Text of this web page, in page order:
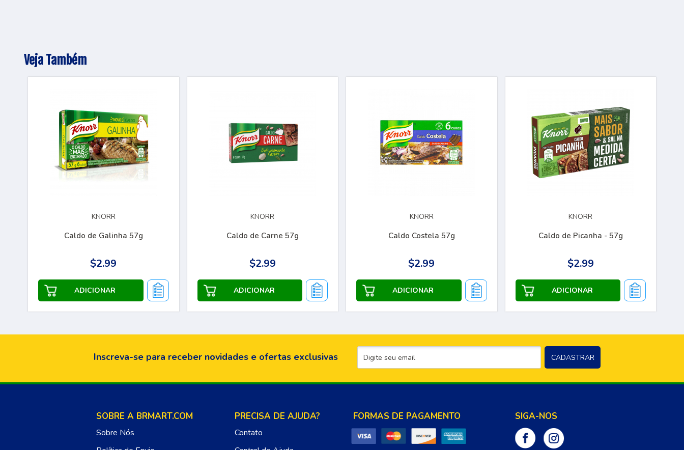
Veja Também
KNORR
Caldo de Galinha 57g
$2.99
KNORR
Caldo de Carne 57g
$2.99
KNORR
Caldo Costela 57g
$2.99
KNORR
Caldo de Picanha - 57g
$2.99
Inscreva-se para receber novidades e ofertas exclusivas
SOBRE A BRMART.COM
Sobre Nós
PRECISA DE AJUDA?
Contato
FORMAS DE PAGAMENTO SIGA-NOS